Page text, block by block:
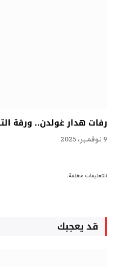
رفات هدار غولدن.. ورقة
9 نوفمبر، 2025
التعليقات مغلقة.
قد يعجبك